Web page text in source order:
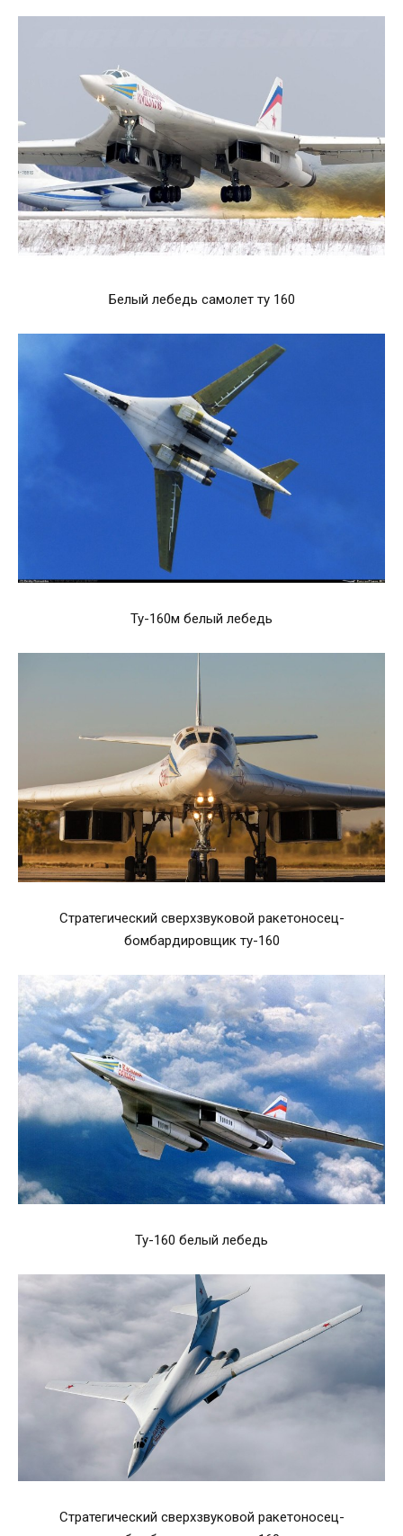
Белый лебедь самолет ту 160
Ту-160м белый лебедь
Стратегический сверхзвуковой ракетоносец-
бомбардировщик ту-160
Ту-160 белый лебедь
Стратегический сверхзвуковой ракетоносец-